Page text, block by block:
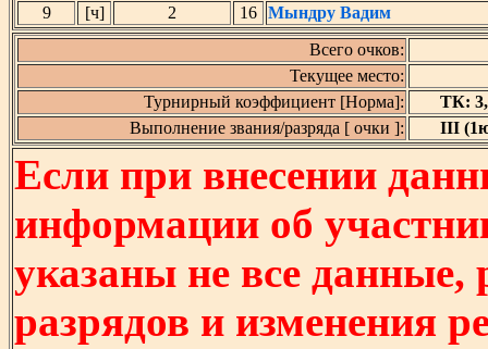
9
[ч] 2 16 Мындру Вадим
Всего очков:
Текущее место:
Турнирный коэффициент [Норма]:
ТК:
Выполнение звания/разряда [ очки ]:
III
Если при внесении
информации об
указаны не все
разрядов и изменения